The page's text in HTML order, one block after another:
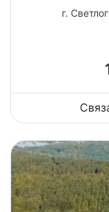
г.